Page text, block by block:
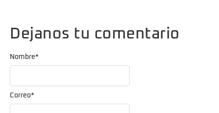
Dejanos tu comentario
Nombre*
Correo*